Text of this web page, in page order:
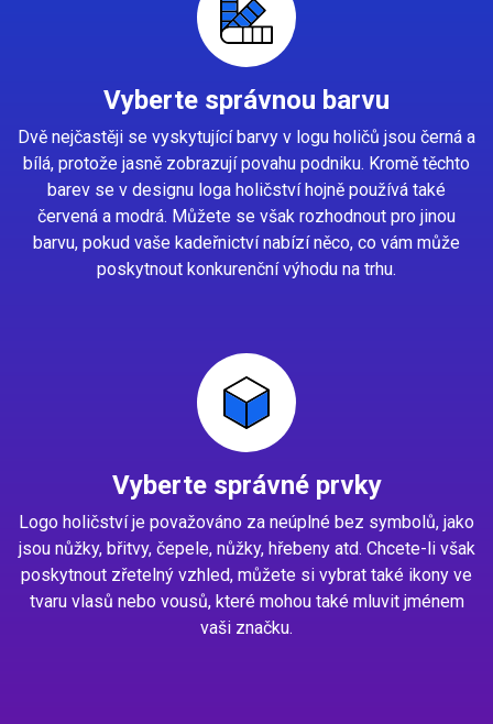
Vyberte správnou barvu
Dvě nejčastěji se vyskytující barvy v logu holičů jsou černá a
bílá, protože jasně zobrazují povahu podniku. Kromě těchto
barev se v designu loga holičství hojně používá také
červená a modrá. Můžete se však rozhodnout pro jinou
barvu, pokud vaše kadeřnictví nabízí něco, co vám může
poskytnout konkurenční výhodu na trhu.
Vyberte správné prvky
Logo holičství je považováno za neúplné bez symbolů, jako
jsou nůžky, břitvy, čepele, nůžky, hřebeny atd. Chcete-li však
poskytnout zřetelný vzhled, můžete si vybrat také ikony ve
tvaru vlasů nebo vousů, které mohou také mluvit jménem
vaši značku.